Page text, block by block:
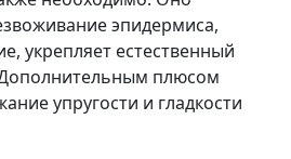
эпидермиса,
укрепляет естественный
плюсом
упругости и гладкости